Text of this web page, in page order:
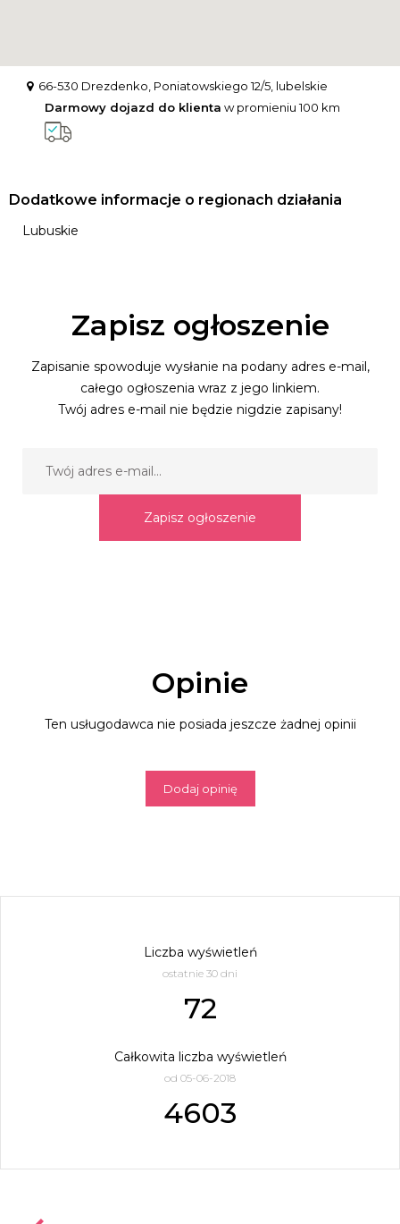
66-530 Drezdenko, Poniatowskiego 12/5, lubelskie
Darmowy dojazd do klienta w promieniu 100 km
Dodatkowe informacje o regionach działania
Lubuskie
Zapisz ogłoszenie
Zapisanie spowoduje wysłanie na podany adres e-mail,
całego ogłoszenia wraz z jego linkiem.
Twój adres e-mail nie będzie nigdzie zapisany!
Zapisz ogłoszenie
Opinie
Ten usługodawca nie posiada jeszcze żadnej opinii
Dodaj opinię
Liczba wyświetleń
ostatnie 30 dni
72
Całkowita liczba wyświetleń
od 05-06-2018
4603